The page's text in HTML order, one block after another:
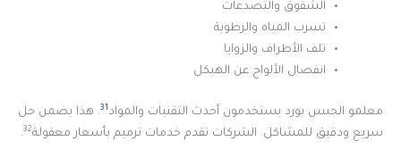
الشقوق والتصدعات
تسرب المياه والرطوبة
تلف الأطراف والزوايا
انفصال الألواح عن الهيكل
معلمو الجبس بورد يستخدمون أحدث التقنيات والمواد31. هذا يضمن حل
سريع ودقيق للمشاكل. الشركات تقدم خدمات ترميم بأسعار معقولة32
.